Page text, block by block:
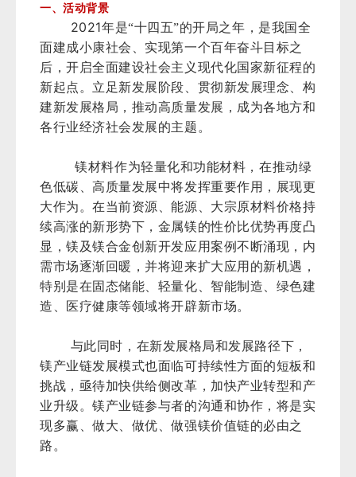
一、活动背景
2021年是“十四五”的开局之年，是我国全
面建成小康社会、实现第一个百年奋斗目标之
后，开启全面建设社会主义现代化国家新征程的
新起点。立足新发展阶段、贯彻新发展理念、构
建新发展格局，推动高质量发展，成为各地方和
各行业经济社会发展的主题。
镁材料作为轻量化和功能材料，在推动绿
色低碳、高质量发展中将发挥重要作用，展现更
大作为。在当前资源、能源、大宗原材料价格持
续高涨的新形势下，金属镁的性价比优势再度凸
显，镁及镁合金创新开发应用案例不断涌现，内
需市场逐渐回暖，并将迎来扩大应用的新机遇，
特别是在固态储能、轻量化、智能制造、绿色建
造、医疗健康等领域将开辟新市场。
与此同时，在新发展格局和发展路径下，
镁产业链发展模式也面临可持续性方面的短板和
挑战，亟待加快供给侧改革，加快产业转型和产
业升级。镁产业链参与者的沟通和协作，将是实
现多赢、做大、做优、做强镁价值链的必由之
路。